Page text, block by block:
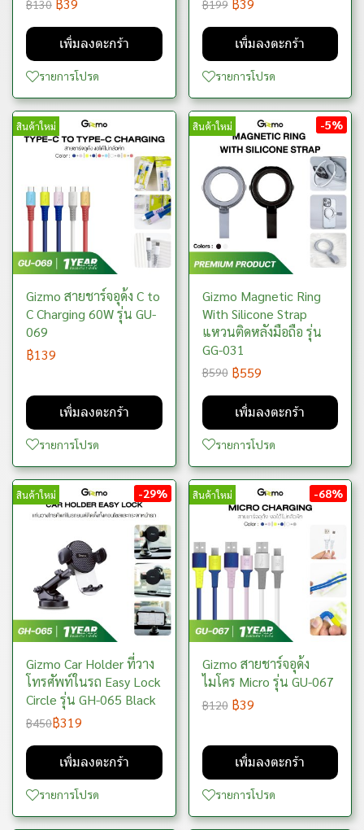
฿130 ฿39
เพิ่มลงตะกร้า
รายการโปรด
฿199 ฿39
เพิ่มลงตะกร้า
รายการโปรด
สินค้าใหม่
Gizmo สายชาร์จอุด้ง C to
C Charging 60W รุ่น GU-
069
฿139
เพิ่มลงตะกร้า
รายการโปรด
สินค้าใหม่ -5%
Gizmo Magnetic Ring
With Silicone Strap
แหวนติดหลังมือถือ รุ่น
GG-031
฿590 ฿559
เพิ่มลงตะกร้า
รายการโปรด
สินค้าใหม่ -29%
Gizmo Car Holder ที่วาง
โทรศัพท์ในรถ Easy Lock
Circle รุ่น GH-065 Black
฿450฿319
เพิ่มลงตะกร้า
รายการโปรด
สินค้าใหม่ -68%
Gizmo สายชาร์จอุด้ง
ไมโคร Micro รุ่น GU-067
฿120 ฿39
เพิ่มลงตะกร้า
รายการโปรด